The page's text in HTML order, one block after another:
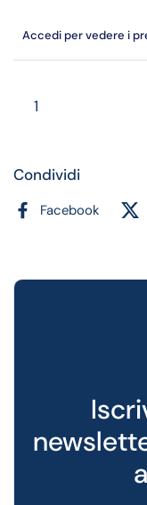
Accedi per vedere i
Condividi
Facebook